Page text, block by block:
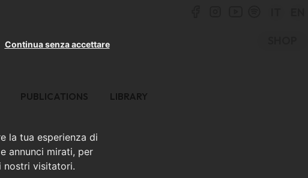
la tua esperienza di
annunci mirati, per
nostri visitatori.
Continua senza accettare
PUBLICATIONS LIBRARY